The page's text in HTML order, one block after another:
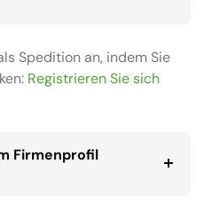
Spedition an, indem Sie
Registrieren Sie sich
Firmenprofil